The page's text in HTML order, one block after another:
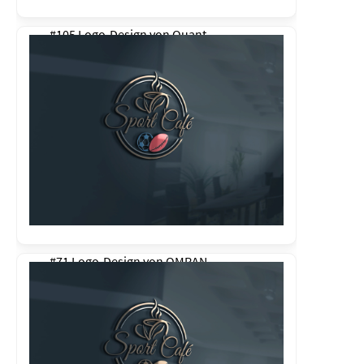
#105 Logo-Design vonQuant
#71 Logo-Design vonOMRAN